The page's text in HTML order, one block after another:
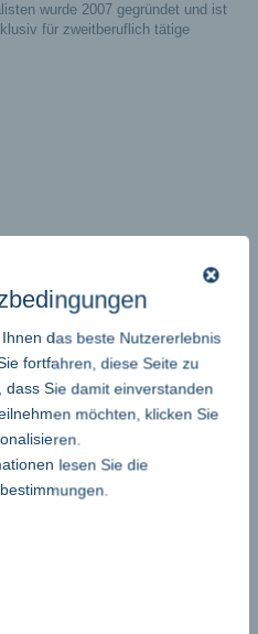
wurde 2007 gegründet und ist
für zweitberuflich tätige
der Gesundheitskongress SALUT!
das beste Nutzererlebnis
fortfahren, diese Seite zu
Sie damit einverstanden
möchten, klicken Sie
lesen Sie die
.